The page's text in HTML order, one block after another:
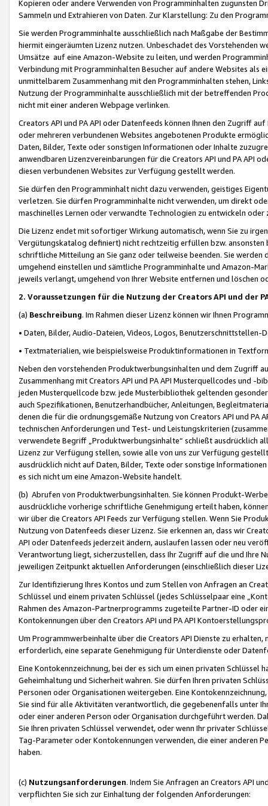
Kopieren oder andere Verwenden von Programminhalten zugunsten
Sammeln und Extrahieren von Daten. Zur Klarstellung: Zu den
Sie werden Programminhalte ausschließlich nach Maßgabe der
hiermit eingeräumten Lizenz nutzen. Unbeschadet des Vorstehenden
Umsätze auf eine Amazon-Website zu leiten, und werden
Verbindung mit Programminhalten Besucher auf andere Websites als
unmittelbarem Zusammenhang mit den Programminhalten stehen,
Nutzung der Programminhalte ausschließlich mit der betreffenden
nicht mit einer anderen Webpage verlinken.
Creators API und PA API oder Datenfeeds können Ihnen den Zugriff
oder mehreren verbundenen Websites angebotenen Produkte
Daten, Bilder, Texte oder sonstigen Informationen oder Inhalte
anwendbaren Lizenzvereinbarungen für die Creators API und PA API
diesen verbundenen Websites zur Verfügung gestellt werden.
Sie dürfen den Programminhalt nicht dazu verwenden, geistiges
verletzen. Sie dürfen Programminhalte nicht verwenden, um direkt
maschinelles Lernen oder verwandte Technologien zu entwickeln
Die Lizenz endet mit sofortiger Wirkung automatisch, wenn Sie zu
Vergütungskatalog definiert) nicht rechtzeitig erfüllen bzw. ansonsten
schriftliche Mitteilung an Sie ganz oder teilweise beenden. Sie werden
umgehend einstellen und sämtliche Programminhalte und Amazon-
jeweils verlangt, umgehend von Ihrer Website entfernen und löschen
2. Voraussetzungen für die Nutzung der Creators API und der
(a) Beschreibung. Im Rahmen dieser Lizenz können wir Ihnen
• Daten, Bilder, Audio-Dateien, Videos, Logos, Benutzerschnittstellen-
• Textmaterialien, wie beispielsweise Produktinformationen in
Neben den vorstehenden Produktwerbungsinhalten und dem Zugriff
Zusammenhang mit Creators API und PA API Musterquellcodes und
jeden Musterquellcode bzw. jede Musterbibliothek geltenden
auch Spezifikationen, Benutzerhandbücher, Anleitungen,
denen die für die ordnungsgemäße Nutzung von Creators API und PA
technischen Anforderungen und Test- und Leistungskriterien
verwendete Begriff „Produktwerbungsinhalte“ schließt ausdrücklich
Lizenz zur Verfügung stellen, sowie alle von uns zur Verfügung
ausdrücklich nicht auf Daten, Bilder, Texte oder sonstige
es sich nicht um eine Amazon-Website handelt.
(b) Abrufen von Produktwerbungsinhalten. Sie können Produkt-
ausdrückliche vorherige schriftliche Genehmigung erteilt haben,
wir über die Creators API Feeds zur Verfügung stellen. Wenn Sie
Nutzung von Datenfeeds dieser Lizenz. Sie erkennen an, dass wir
API oder Datenfeeds jederzeit ändern, auslaufen lassen oder neu
Verantwortung liegt, sicherzustellen, dass Ihr Zugriff auf die und Ihre
jeweiligen Zeitpunkt aktuellen Anforderungen (einschließlich dieser
Zur Identifizierung Ihres Kontos und zum Stellen von Anfragen an
Schlüssel und einem privaten Schlüssel (jedes Schlüsselpaar eine
Rahmen des Amazon-Partnerprogramms zugeteilte Partner-ID oder
Kontokennungen über den Creators API und PA API
Um Programmwerbeinhalte über die Creators API Dienste zu
erforderlich, eine separate Genehmigung für Unterdienste oder
Eine Kontokennzeichnung, bei der es sich um einen privaten
Geheimhaltung und Sicherheit wahren. Sie dürfen Ihren privaten
Personen oder Organisationen weitergeben. Eine
Sie sind für alle Aktivitäten verantwortlich, die gegebenenfalls unter
oder einer anderen Person oder Organisation durchgeführt werden.
Sie Ihren privaten Schlüssel verwendet, oder wenn Ihr privater
Tag-Parameter oder Kontokennungen verwenden, die einer anderen
haben.
(c) Nutzungsanforderungen. Indem Sie Anfragen an Creators API
verpflichten Sie sich zur Einhaltung der folgenden Anforderungen: